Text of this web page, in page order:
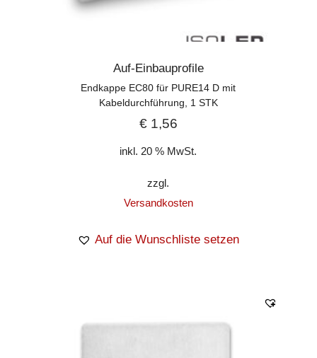
Auf-Einbauprofile
Endkappe EC80 für PURE14 D mit
Kabeldurchführung, 1 STK
€1,56
inkl. 20 % MwSt.
zzgl.
Versandkosten
Auf die Wunschliste setzen